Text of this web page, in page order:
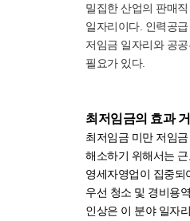
밀집한 산업의 판매
일자리이다. 인력공
저임금 일자리와 공
필요가 있다.
최저임금의 효과
최저임금 미만 저임
해소하기 위해서는
영세자영업이 집중되
우선 청소 및 경비용
인상은 이 분야 일자